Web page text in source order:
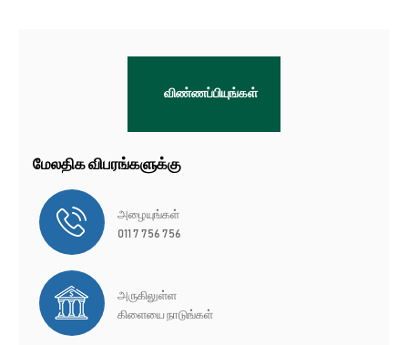
விண்ணப்பியுங்கள்
மேலதிக விபரங்களுக்கு
அழையுங்கள்
011 7 756 756
அருகிலுள்ள
கிளையை நாடுங்கள்